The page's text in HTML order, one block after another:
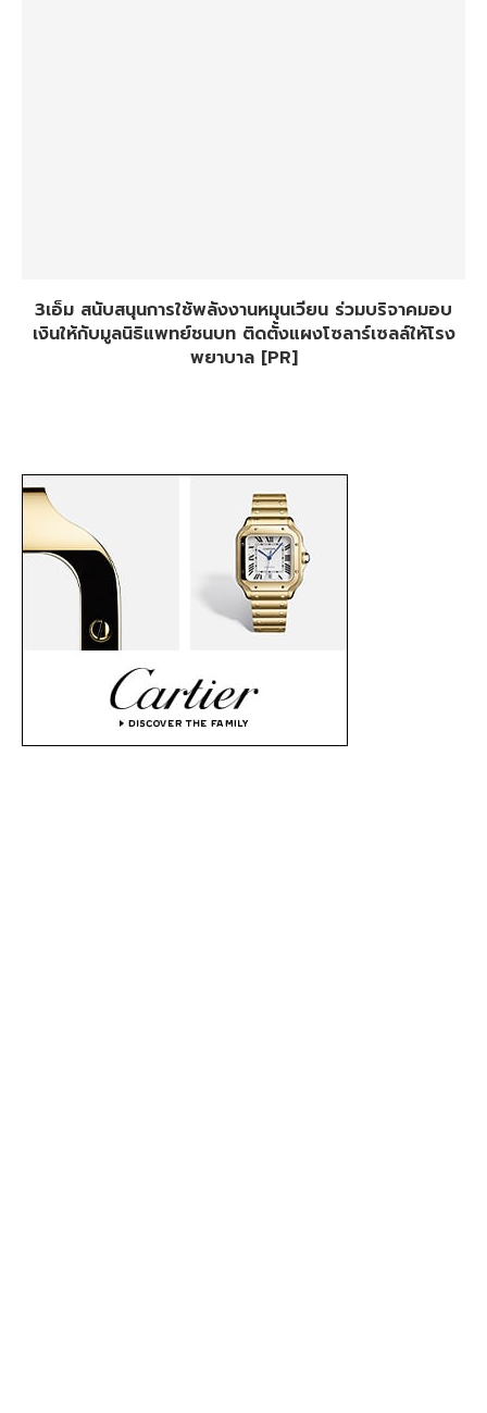
3เอ็ม สนับสนุนการใช้พลังงานหมุนเวียน ร่วมบริจาคมอบ
เงินให้กับมูลนิธิแพทย์ชนบท ติดตั้งแผงโซลาร์เซลล์ให้โรง
พยาบาล [PR]